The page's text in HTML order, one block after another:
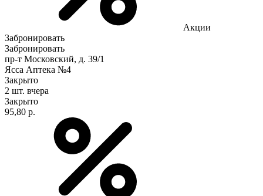
Акции
Забронировать
Забронировать
пр-т Московский, д. 39/1
Ясса Аптека №4
Закрыто
2 шт. вчера
Закрыто
95,80 р.